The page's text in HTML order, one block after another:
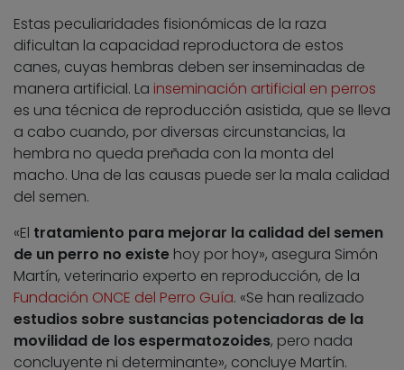
Estas peculiaridades fisionómicas de la raza
dificultan la capacidad reproductora de estos
canes, cuyas hembras deben ser inseminadas de
manera artificial. La inseminación artificial en perros
es una técnica de reproducción asistida, que se lleva
a cabo cuando, por diversas circunstancias, la
hembra no queda preñada con la monta del
macho. Una de las causas puede ser la mala calidad
del semen.
«El tratamiento para mejorar la calidad del semen
de un perro no existe hoy por hoy», asegura Simón
Martín, veterinario experto en reproducción, de la
Fundación ONCE del Perro Guía. «Se han realizado
estudios sobre sustancias potenciadoras de la
movilidad de los espermatozoides, pero nada
concluyente ni determinante», concluye Martín.